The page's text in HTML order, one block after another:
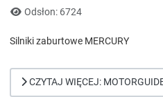
Odsłon: 6724
Silniki zaburtowe MERCURY
CZYTAJ WIĘCEJ: